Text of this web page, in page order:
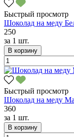
Быстрый просмотр
Шоколад на меду
250
за 1 шт.
В корзину
Быстрый просмотр
Шоколад на меду
360
за 1 шт.
В корзину